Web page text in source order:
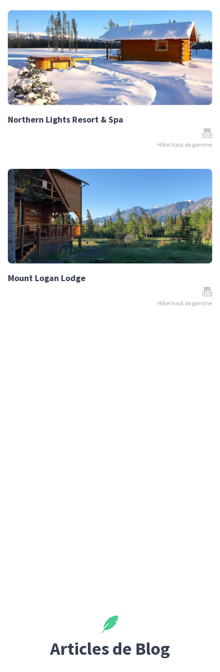
Northern Lights Resort & Spa
Hôtel haut de gamme
Mount Logan Lodge
Hôtel haut de gamme
Articles de Blog